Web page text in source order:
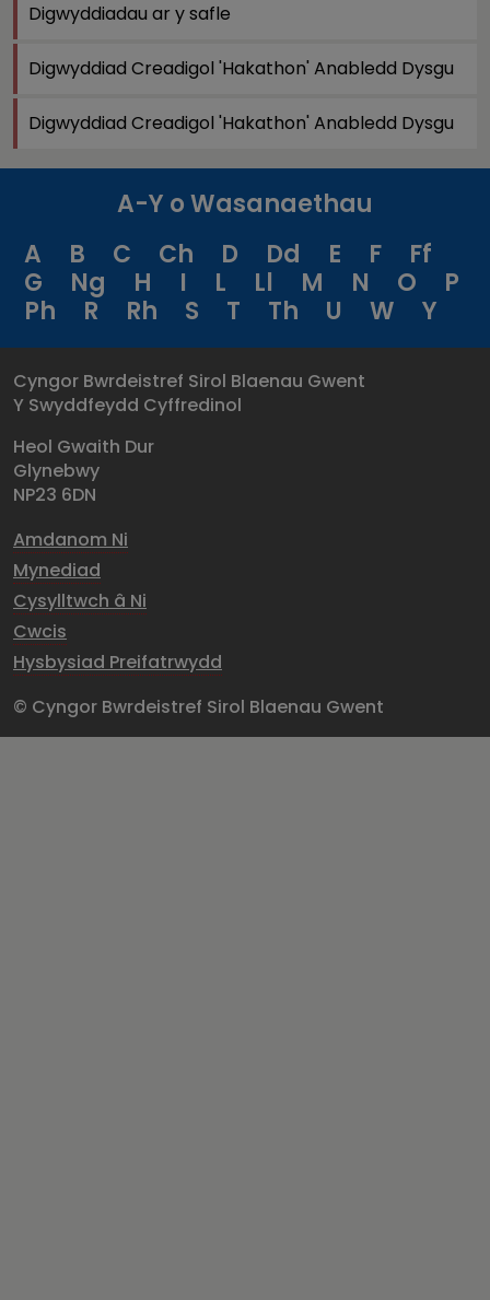
Digwyddiadau ar y safle
Digwyddiad Creadigol 'Hakathon' Anabledd Dysgu
Digwyddiad Creadigol 'Hakathon' Anabledd Dysgu
A-Y o Wasanaethau
A
B C Ch D Dd E F
Ff
G
Ng H I L Ll M N O
P
Ph
R Rh S T Th U W Y
Cyngor Bwrdeistref Sirol Blaenau Gwent
Y Swyddfeydd Cyffredinol
Heol Gwaith Dur
Glynebwy
NP23 6DN
Amdanom Ni
Mynediad
Cysylltwch â Ni
Cwcis
Hysbysiad Preifatrwydd
© Cyngor Bwrdeistref Sirol Blaenau Gwent